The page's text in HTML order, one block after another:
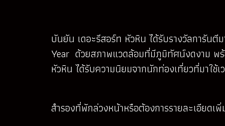
บันยัน เดอะรีสอร์ท หัวหิน ได้รับรางวัลการัน
Year ด้วยสภาพแวดล้อมที่มีภูมิทัศน์งดงาม พร้
หัวหิน ได้รับความนิยมจากนักท่องเที่ยวที่มาใ
สำรองที่พักล่วงหน้าหรือต้องการรายละเอียดเ